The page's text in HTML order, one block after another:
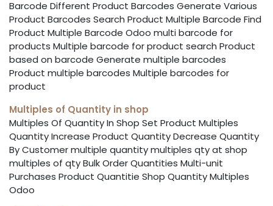
Barcode Different Product Barcodes Generate Various
Product Barcodes Search Product Multiple Barcode Find
Product Multiple Barcode Odoo multi barcode for
products Multiple barcode for product search Product
based on barcode Generate multiple barcodes
Product multiple barcodes Multiple barcodes for
product
Multiples of Quantity in shop
Multiples Of Quantity In Shop Set Product Multiples
Quantity Increase Product Quantity Decrease Quantity
By Customer multiple quantity multiples qty at shop
multiples of qty Bulk Order Quantities Multi-unit
Purchases Product Quantitie Shop Quantity Multiples
Odoo